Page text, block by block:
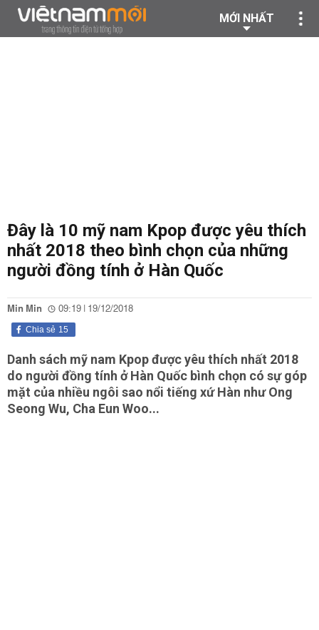
MỚI NHẤT
Đây là 10 mỹ nam Kpop được yêu thích
nhất 2018 theo bình chọn của những
người đồng tính ở Hàn Quốc
Min Min 09:19 | 19/12/2018
15
Chia sẻ
Danh sách mỹ nam Kpop được yêu thích nhất 2018
do người đồng tính ở Hàn Quốc bình chọn có sự góp
mặt của nhiều ngôi sao nổi tiếng xứ Hàn như Ong
Seong Wu, Cha Eun Woo...